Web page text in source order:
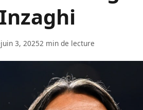
juin 3, 20252 min de lecture